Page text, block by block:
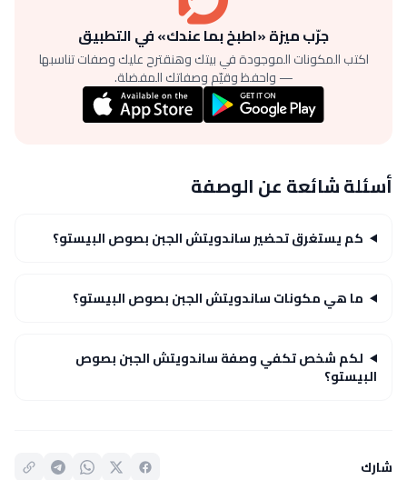
جرّب ميزة «اطبخ بما عندك» في التطبيق
اكتب المكونات الموجودة في بيتك وهنقترح عليك وصفات تناسبها
— واحفظ وقيّم وصفاتك المفضلة.
أسئلة شائعة عن الوصفة
كم يستغرق تحضير ساندويتش الجبن بصوص البيستو؟
ما هي مكونات ساندويتش الجبن بصوص البيستو؟
لكم شخص تكفي وصفة ساندويتش الجبن بصوص
البيستو؟
شارك